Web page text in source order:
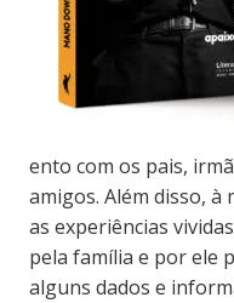
ento com os pais,
amigos. Além disso,
as experiências
pela família e por ele
alguns dados e